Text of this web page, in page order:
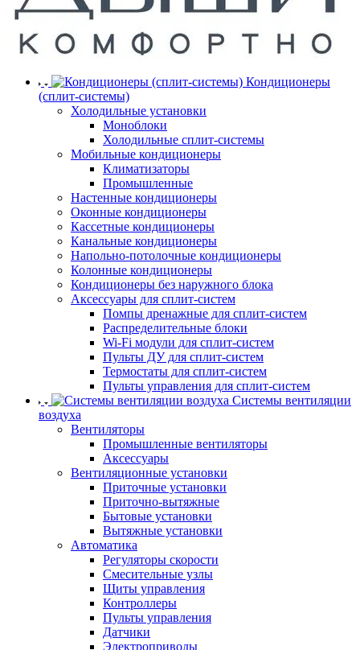
Кондиционеры
(сплит-системы)
Холодильные установки
Моноблоки
Холодильные сплит-системы
Мобильные кондиционеры
Климатизаторы
Промышленные
Настенные кондиционеры
Оконные кондиционеры
Кассетные кондиционеры
Канальные кондиционеры
Напольно-потолочные кондиционеры
Колонные кондиционеры
Кондиционеры без наружного блока
Аксессуары для сплит-систем
Помпы дренажные для сплит-систем
Распределительные блоки
Wi-Fi модули для сплит-систем
Пульты ДУ для сплит-систем
Термостаты для сплит-систем
Пульты управления для сплит-систем
Системы вентиляции
воздуха
Вентиляторы
Промышленные вентиляторы
Аксессуары
Вентиляционные установки
Приточные установки
Приточно-вытяжные
Бытовые установки
Вытяжные установки
Автоматика
Регуляторы скорости
Смесительные узлы
Щиты управления
Контроллеры
Пульты управления
Датчики
Электроприводы